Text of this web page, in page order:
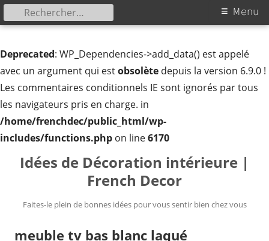
Deprecated: WP_Dependencies->add_data() est appelé
avec un argument qui estobsolète depuis la version 6.9.0 !
Les commentaires conditionnels IE sont ignorés par tous
les navigateurs pris en charge. in
/home/frenchdec/public_html/wp-
includes/functions.php on line6170
Idées de Décoration intérieure |
French Decor
Faites-le plein de bonnes idées pour vous sentir bien chez vous
Menu
Menu
Rechercher :
meuble tv bas blanc laqué